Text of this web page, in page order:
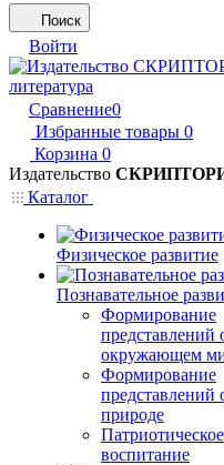
Поиск
Войти
Сравнение0
Избранные товары 0
Корзина 0
Издательство
Каталог
Физическое развитие
Познавательное
Формирование
представлений
окружающем
Формирование
представлений
природе
Патриотическое
воспитание